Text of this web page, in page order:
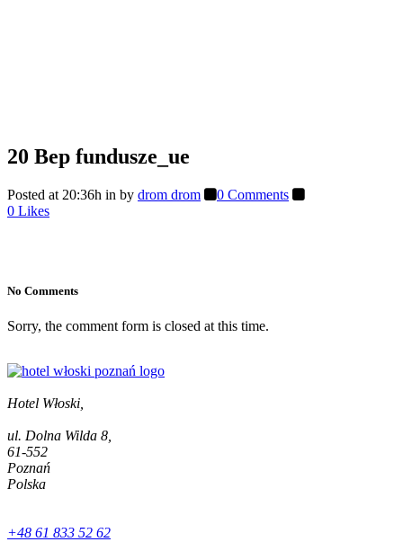
20 Вер fundusze_ue
Posted at 20:36h in by drom drom
0 Comments
0 Likes
No Comments
Sorry, the comment form is closed at this time.
Hotel Włoski,
ul. Dolna Wilda 8,
61-552
Poznań
Polska
+48 61 833 52 62